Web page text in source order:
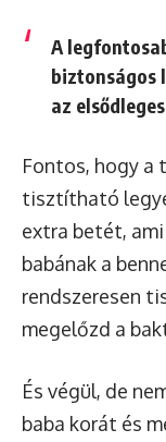
A
biztonságos
az
Fontos, hogy a
tisztítható
extra betét,
babának a
rendszeresen
megelőzd a
És végül, de
baba korát és